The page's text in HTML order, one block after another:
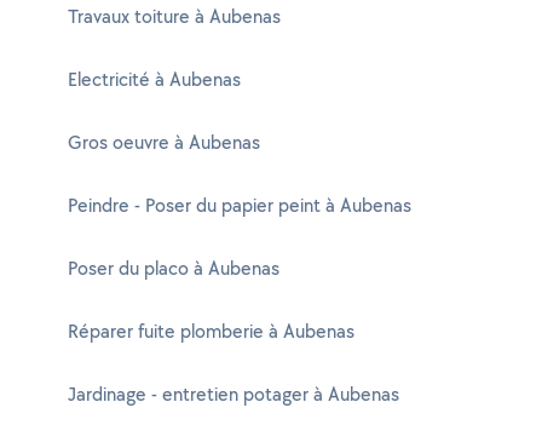
Travaux toiture à Aubenas
Electricité à Aubenas
Gros oeuvre à Aubenas
Peindre - Poser du papier peint à Aubenas
Poser du placo à Aubenas
Réparer fuite plomberie à Aubenas
Jardinage - entretien potager à Aubenas